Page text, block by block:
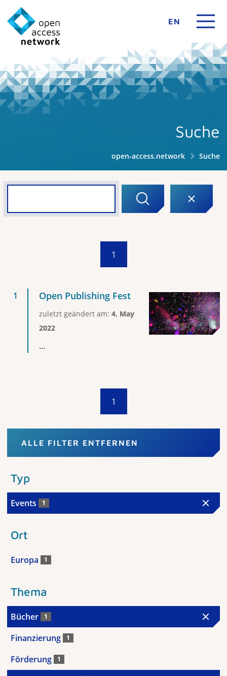
EN
Suche
open-access.network Suche
1
Open Publishing Fest
zuletzt geändert am: 4. May
2022
...
1
ALLE FILTER ENTFERNEN
Typ
Events 1
Ort
Europa 1
Thema
Bücher 1
Finanzierung 1
Förderung 1